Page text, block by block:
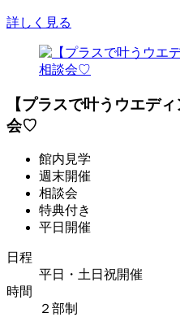
詳しく見る
【プラスで叶うウエデ
会♡
館内見学
週末開催
相談会
特典付き
平日開催
日程
平日・土日祝開催
時間
２部制